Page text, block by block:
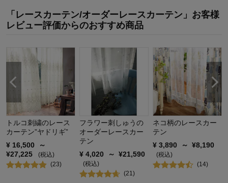
デザイン・色
5.0
使用場所： その他
ネットで見つけて
「レースカーテン/オーダーレースカーテン」お客様
レビュー評価からのおすすめ商品
トルコ刺繍のレース
カーテン”ヤドリギ”
¥ 16,500
～
¥27,225
(税込)
(23)
フラワー刺しゅうの
オーダーレースカー
テン
¥ 4,020 ～ ¥21,590
(税込)
(21)
ネコ柄のレースカー
テン
¥ 3,890 ～ ¥8,190
(税込)
(14)